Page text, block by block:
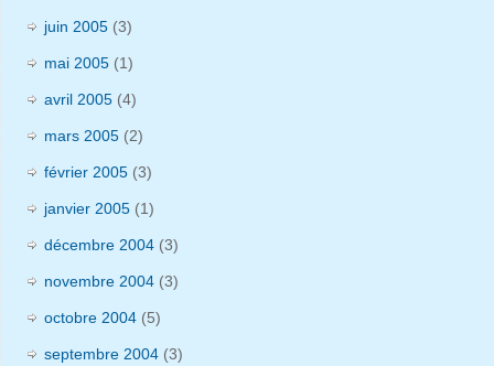
juin 2005 (3)
mai 2005 (1)
avril 2005 (4)
mars 2005 (2)
février 2005 (3)
janvier 2005 (1)
décembre 2004 (3)
novembre 2004 (3)
octobre 2004 (5)
septembre 2004 (3)